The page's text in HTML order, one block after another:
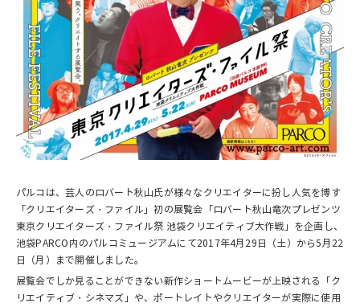
パルコは、芸人のロバート秋山氏が様々なクリエイターに扮し人気を博す
「クリエイターズ・ファイル」初の展覧会「ロバート秋山竜次プレゼンツ
東京クリエイターズ・ファイル祭 池袋クリエイティブ大作戦」を企画し、
池袋PARCO内のパルコミュージアムにて2017年4月29日（土）から5月22
日（月）まで開催しました。
展覧会でしか見ることができない新作ショートムービーが上映される「ク
リエイティブ・シネマズ」や、ポートレイトやクリエイターが実際に使用